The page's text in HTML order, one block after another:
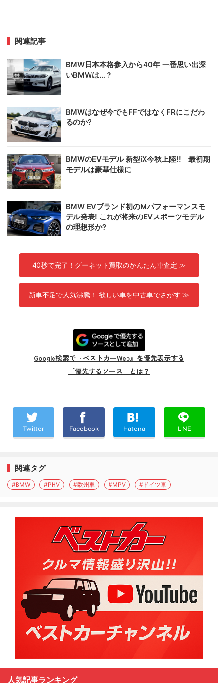
関連記事
BMW日本本格参入から40年 一番思い出深
いBMWは…？
BMWはなぜ今でもFFではなくFRにこだわ
るのか?
BMWのEVモデル 新型iX今秋上陸!! 最初期
モデルは豪華仕様に
BMW EVブランド初のMパフォーマンスモ
デル発表! これが将来のEVスポーツモデル
の理想形か?
40秒で完了！グーネット買取のかんたん車査定 ≫
新車不足で人気沸騰！ 欲しい車を中古車でさがす ≫
Google検索で『ベストカーWeb』を優先表示する
「優先するソース」とは？
Twitter Facebook Hatena LINE
関連タグ
#BMW #PHV #欧州車 #MPV #ドイツ車
人気記事ランキング